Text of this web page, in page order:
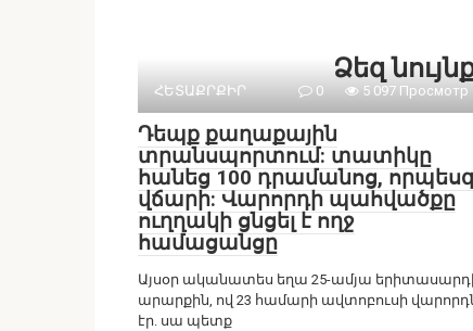
Ձեզ
ՀԵՏԱՔՐՔԻՐ 0 5 097 Просмотр
Դեպք քաղաքային
տրանսպորտում: տատիկը
հանեց 100 դրամանոց,
վճարի: Վարորդի պահվածքը
ուղղակի ցնցել է ողջ
համացանցը
Այսօր ականատես եղա 25-ամյա
արարքին, ով 23 համարի ավտոբուսի
էր. սա պետք